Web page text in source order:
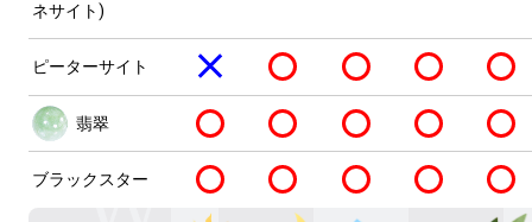
ネサイト)
ピーターサイト
翡翠
ブラックスター